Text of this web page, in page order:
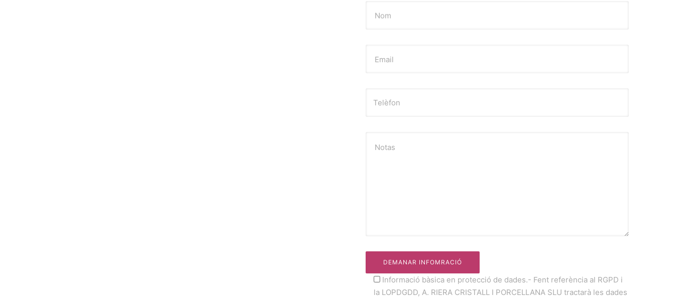
Nom
Email
Notas
Informació bàsica en protecció de dades.- Fent referència al RGPD i
la LOPDGDD, A. RIERA CRISTALL I PORCELLANA SLU tractarà les dades